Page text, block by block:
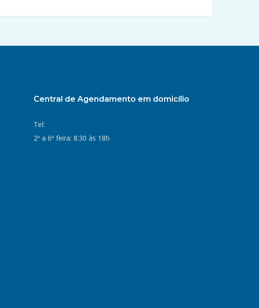
Central de Agendamento em domicílio
Tel:
2ª a 6ª feira: 8:30 às 18h